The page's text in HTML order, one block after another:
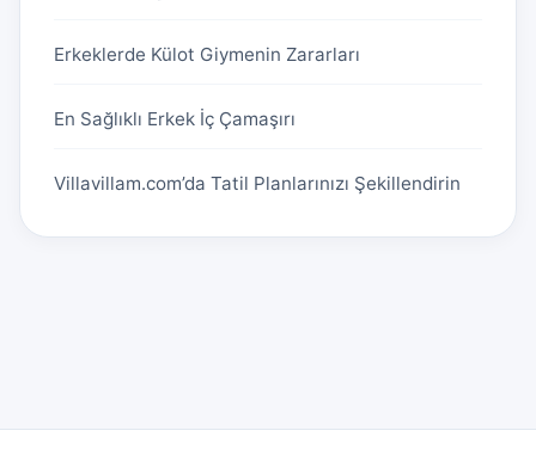
Erkeklerde Külot Giymenin Zararları
En Sağlıklı Erkek İç Çamaşırı
Villavillam.com’da Tatil Planlarınızı Şekillendirin